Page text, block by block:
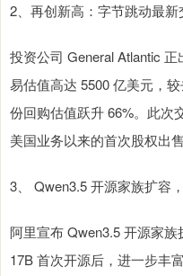
2、再创新高：字节跳动最
投资公司 General Atlantic
易估值高达 5500 亿美元，
份回购估值跃升 66%。此次
美国业务以来的首次股权出
3、 Qwen3.5 开源家族扩容
阿里宣布 Qwen3.5 开源家
17B 首次开源后，进一步丰